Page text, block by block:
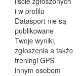
i w profilu
Datasport nie są
publikowane
Twoje wyniki,
zgłoszenia a także
treningi GPS
innym osobom